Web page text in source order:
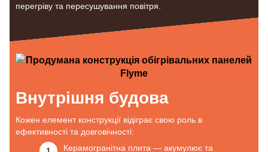
перегріву та пересушування повітря.
Внутрішня будова
Кожен елемент конструкції відіграє свою роль в
ефективності та довговічності:
Керамогранітна плита — акумулює та